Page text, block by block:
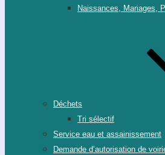
Naissances, Mariages,
Déchets
Tri sélectif
Service eau et assainissement
Demande d’autorisation de